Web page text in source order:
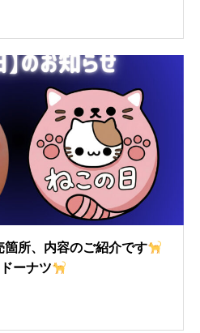
箇所、内容のご紹介です
ーナツ